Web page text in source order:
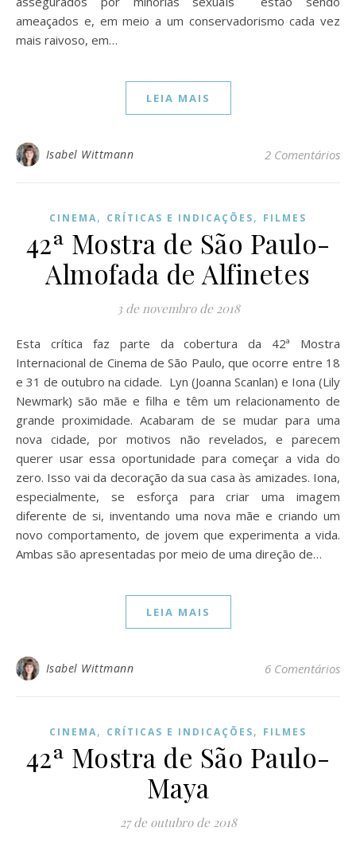
ameaçados e, em meio a um conservadorismo cada vez
mais raivoso, em…
LEIA MAIS
Isabel Wittmann 2 Comentários
CINEMA, CRÍTICAS E INDICAÇÕES, FILMES
42ª Mostra de São Paulo-
Almofada de Alfinetes
3 de novembro de 2018
Esta crítica faz parte da cobertura da 42ª Mostra
Internacional de Cinema de São Paulo, que ocorre entre 18
e 31 de outubro na cidade. Lyn (Joanna Scanlan) e Iona (Lily
Newmark) são mãe e filha e têm um relacionamento de
grande proximidade. Acabaram de se mudar para uma
nova cidade, por motivos não revelados, e parecem
querer usar essa oportunidade para começar a vida do
zero. Isso vai da decoração da sua casa às amizades. Iona,
especialmente, se esforça para criar uma imagem
diferente de si, inventando uma nova mãe e criando um
novo comportamento, de jovem que experimenta a vida.
Ambas são apresentadas por meio de uma direção de…
LEIA MAIS
Isabel Wittmann 6 Comentários
CINEMA, CRÍTICAS E INDICAÇÕES, FILMES
42ª Mostra de São Paulo-
Maya
27 de outubro de 2018